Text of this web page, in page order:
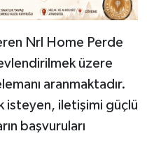
Nrl Home Perde
üzere
aranmaktadır.
isteyen, iletişimi güçlü
başvuruları